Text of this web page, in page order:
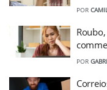
POR
POR